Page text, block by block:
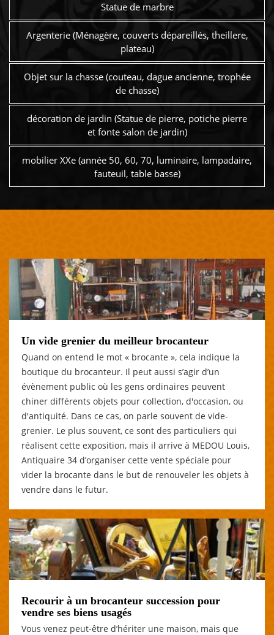
Statue de marbre
Argenterie (Ménagère, couverts dépareillés, theillere,
plateau)
Objet sur la chasse (couteau, dague ancienne, trophée
de chasse)
décoration de jardin (Statue de pierre, potiche pierre
et fonte salon de jardin)
mobilier XXe (année 50, 60, 70, luminaire, lampadaire,
fauteuil, table basse)
Un vide grenier du meilleur brocanteur
Quand on entend le mot « brocante », cela indique la
boutique du brocanteur. Il peut aussi s’agir d’un
évènement public où les gens ordinaires peuvent
chiner différents objets pour collection, d'occasion, ou
d'antiquité. Dans ce cas, on parle souvent de vide-
grenier. Le plus souvent, ce sont des particuliers qui
réalisent cette exposition, mais il arrive à MEDOU Louis,
Antiquaire 34 d’organiser cette vente spéciale pour
vider la brocante dans le but de renouveler les objets à
vendre dans le futur.
Recourir à un brocanteur succession pour
vendre ses biens usagés
Vous venez peut-être d’hériter une maison, mais que